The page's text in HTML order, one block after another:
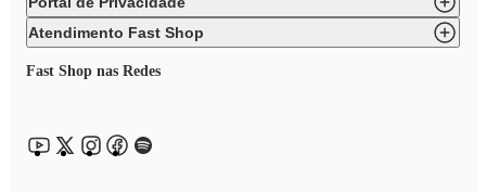
Atendimento Fast Shop
Fast Shop nas Redes